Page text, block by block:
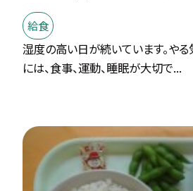
給食
湿度の高い日が続いています。や
には、食事、運動、睡眠が大切で...